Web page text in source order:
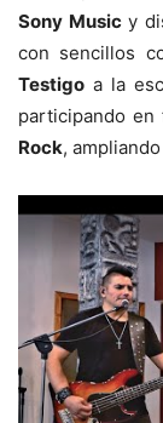
Sony Musicy
con sencillos
Testigo a la
participando
Rock,